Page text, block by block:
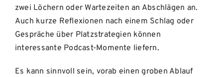
zwei Löchern oder Wartezeiten an Abschlägen an.
Auch kurze Reflexionen nach einem Schlag oder
Gespräche über Platzstrategien können
interessante Podcast-Momente liefern.
Es kann sinnvoll sein, vorab einen groben Ablauf